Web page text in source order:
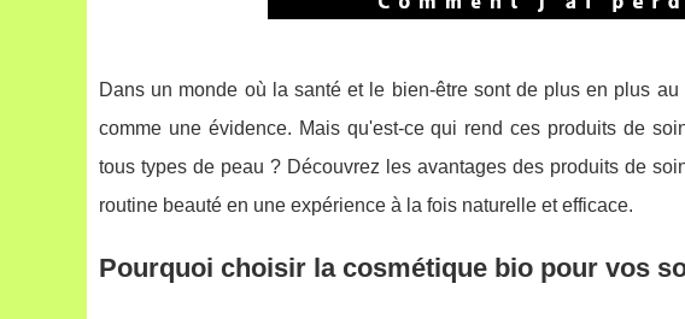
Dans un monde où la santé et le bien-être sont de plus en plus
comme une évidence. Mais qu'est-ce qui rend ces produits de
tous types de peau ? Découvrez les avantages des produits de
routine beauté en une expérience à la fois naturelle et efficace.
Pourquoi choisir la cosmétique bio pour vos